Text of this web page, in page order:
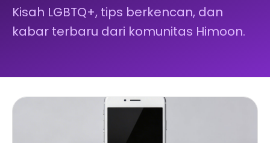
Kisah LGBTQ+, tips berkencan, dan
kabar terbaru dari komunitas Himoon.